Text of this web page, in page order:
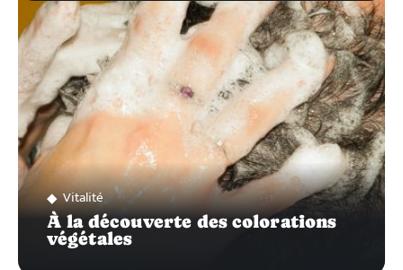
Vitalité
À la découverte des colorations
végétales